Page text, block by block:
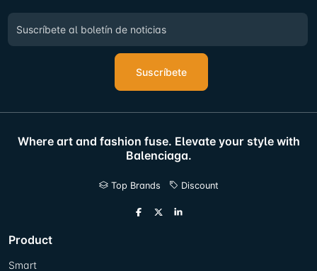
Suscríbete
Where art and fashion fuse. Elevate your style with
Balenciaga.
Top Brands Discount
Product
Smart